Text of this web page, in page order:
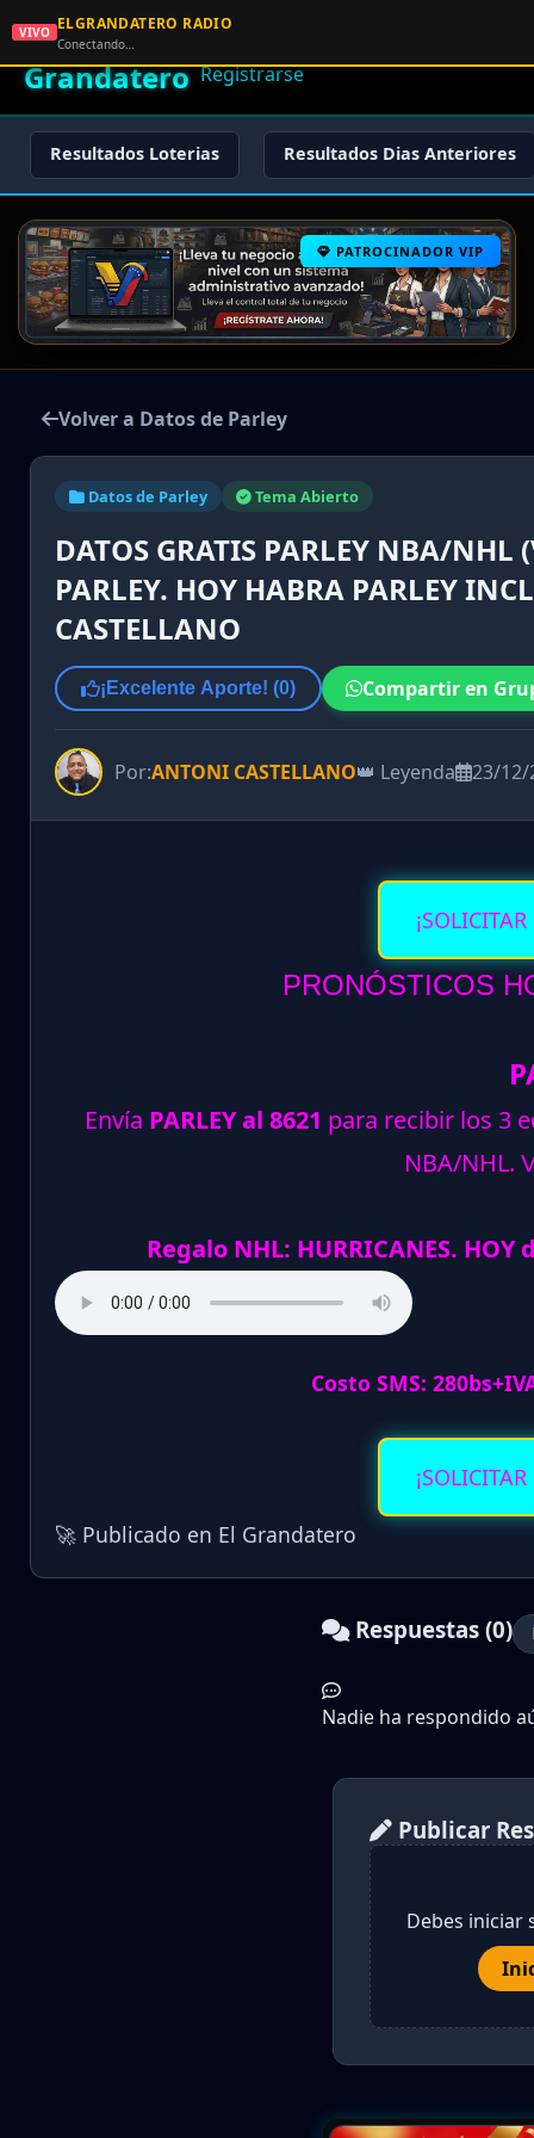
🌟 El
Grandatero Registrarse
Resultados Loterias Resultados Dias Anteriores
PATROCINADOR VIP
Volver a Datos de Parley
Datos de Parley Tema Abierto
DATOS GRATIS PARLEY NBA/NHL
PARLEY. HOY HABRA PARLEY
CASTELLANO
¡Excelente Aporte! (0) Compartir en
Por:ANTONI CASTELLANO👑 Leyenda 23/12/
PRONÓSTICOS
Envía PARLEY al 8621 para recibir los 3
NBA/NHL.
Regalo NHL: HURRICANES.
Costo SMS:
🚀 Publicado en El Grandatero
Respuestas (0)
Nadie ha respondido
Publicar
Debes iniciar
VIVO ELGRANDATERO RADIO
Conectando…